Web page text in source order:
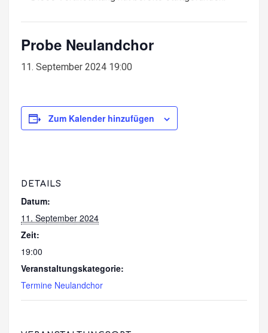
Probe Neulandchor
11. September 2024 19:00
Zum Kalender hinzufügen
DETAILS
Datum:
11. September 2024
Zeit:
19:00
Veranstaltungskategorie:
Termine Neulandchor